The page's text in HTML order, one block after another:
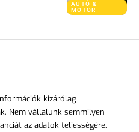
AUTÓ &
MOTOR
kizárólag
Nem vállalunk semmilyen
az adatok teljességére,